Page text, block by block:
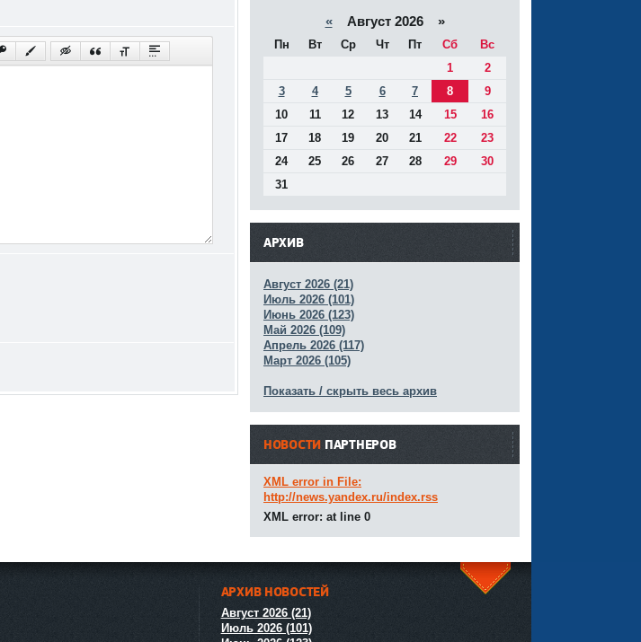
«Август 2026 »
Пн Вт Ср Чт Пт Сб
Вс
1
2
3
4 5 6 7 8
9
10
11 12 13 14 15
16
17
18 19 20 21 22
23
24
25 26 27 28 29
30
31
АРХИВ
Август 2026 (21)
Июль 2026 (101)
Июнь 2026 (123)
Май 2026 (109)
Апрель 2026 (117)
Март 2026 (105)
Показать / скрыть весь архив
НОВОСТИ ПАРТНЕРОВ
XML error in File:
http://news.yandex.ru/index.rss
XML error: at line 0
АРХИВ НОВОСТЕЙ
Август 2026 (21)
Июль 2026 (101)